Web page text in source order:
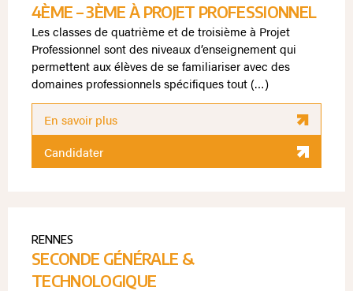
4ÈME – 3ÈME À PROJET PROFESSIONNEL
Les classes de quatrième et de troisième à Projet
Professionnel sont des niveaux d’enseignement qui
permettent aux élèves de se familiariser avec des
domaines professionnels spécifiques tout (…)
En savoir plus
Candidater
RENNES
SECONDE GÉNÉRALE &
TECHNOLOGIQUE